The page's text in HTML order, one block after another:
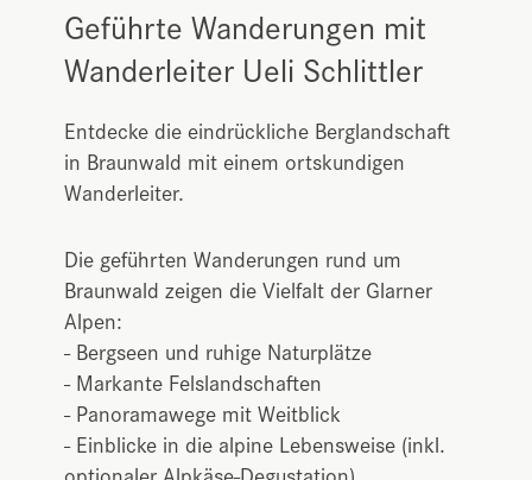
Geführte Wanderungen mit
Wanderleiter Ueli Schlittler
Entdecke die eindrückliche Berglandschaft
in Braunwald mit einem ortskundigen
Wanderleiter.
Die geführten Wanderungen rund um
Braunwald zeigen die Vielfalt der Glarner
Alpen:
- Bergseen und ruhige Naturplätze
- Markante Felslandschaften
- Panoramawege mit Weitblick
- Einblicke in die alpine Lebensweise (inkl.